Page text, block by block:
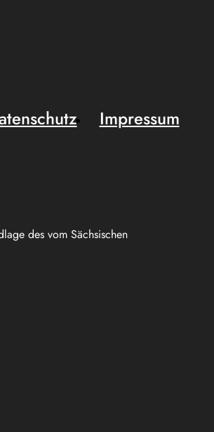
des vom Sächsischen
Impressum